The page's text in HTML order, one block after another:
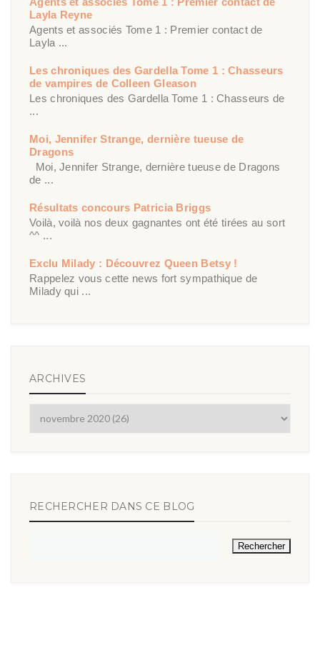
Layla Reyne
Agents et associés Tome 1 : Premier contact de
Layla ...
Les chroniques des Gardella Tome 1 : Chasseurs
de vampires de Colleen Gleason
Les chroniques des Gardella Tome 1 : Chasseurs de
...
Moi, Jennifer Strange, dernière tueuse de
Dragons
Moi, Jennifer Strange, dernière tueuse de Dragons
de ...
Résultats concours Patricia Briggs
Voilà, voilà nos deux gagnantes ont été tirées au sort
^^ ...
Exclu Milady : Découvrez Queen Betsy !
Rappelez vous cette news fort sympathique de
Milady qui ...
ARCHIVES
RECHERCHER DANS CE BLOG